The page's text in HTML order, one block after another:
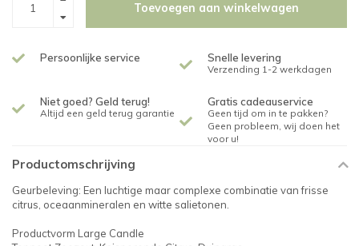
Toevoegen aan winkelwagen
Persoonlijke service Snelle levering
Verzending 1-2 werkdagen
Niet goed? Geld terug!
Altijd een geld terug garantie
Gratis cadeauservice
Geen tijd om in te pakken?
Geen probleem, wij doen het
voor u!
Productomschrijving
Geurbeleving: Een luchtige maar complexe combinatie van frisse
citrus, oceaanmineralen en witte salietonen.
Productvorm Large Candle